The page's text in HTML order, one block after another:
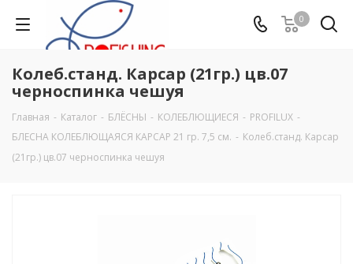
0
Колеб.станд. Карсар (21гр.) цв.07
черноспинка чешуя
Главная - Каталог - БЛЁСНЫ - КОЛЕБЛЮЩИЕСЯ - PROFILUX -
БЛЕСНА КОЛЕБЛЮЩАЯСЯ КАРСАР 21 гр. 7,5 см. - Колеб.станд. Карсар
(21гр.) цв.07 черноспинка чешуя